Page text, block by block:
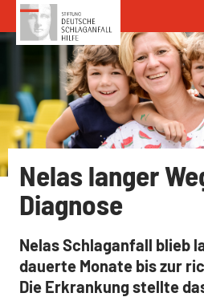
Zum Inhalt springen
Nelas langer
Diagnose
Nelas Schlaganfall blieb
dauerte Monate bis zur
Die Erkrankung stellte